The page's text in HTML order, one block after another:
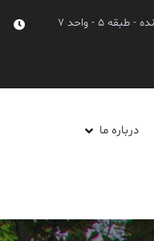
۵ - واحد ۷
درباره ما